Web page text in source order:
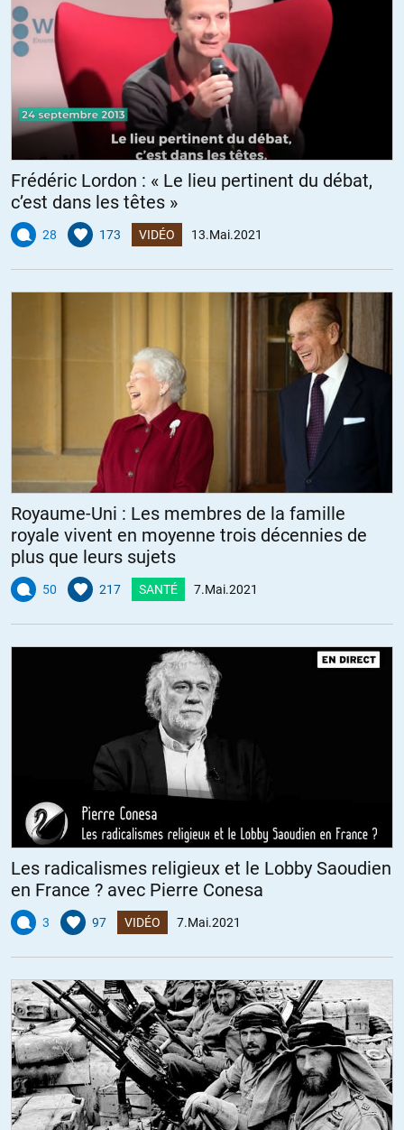
Frédéric Lordon : « Le lieu pertinent du débat,
c’est dans les têtes »
28 173 VIDÉO 13.Mai.2021
Royaume-Uni : Les membres de la famille
royale vivent en moyenne trois décennies de
plus que leurs sujets
50 217 SANTÉ 7.Mai.2021
Les radicalismes religieux et le Lobby Saoudien
en France ? avec Pierre Conesa
3 97 VIDÉO 7.Mai.2021